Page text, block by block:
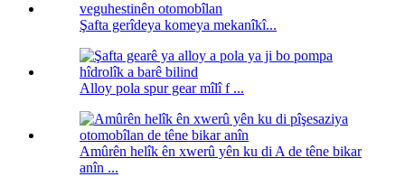
Şafta gerîdeya komeya mekanîkî...
Alloy pola spur gear mîlî f ...
Amûrên helîk ên xwerû yên ku di A de têne bikar
anîn ...